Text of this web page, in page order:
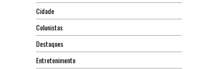
Cidade
Colunistas
Destaques
Entretenimento